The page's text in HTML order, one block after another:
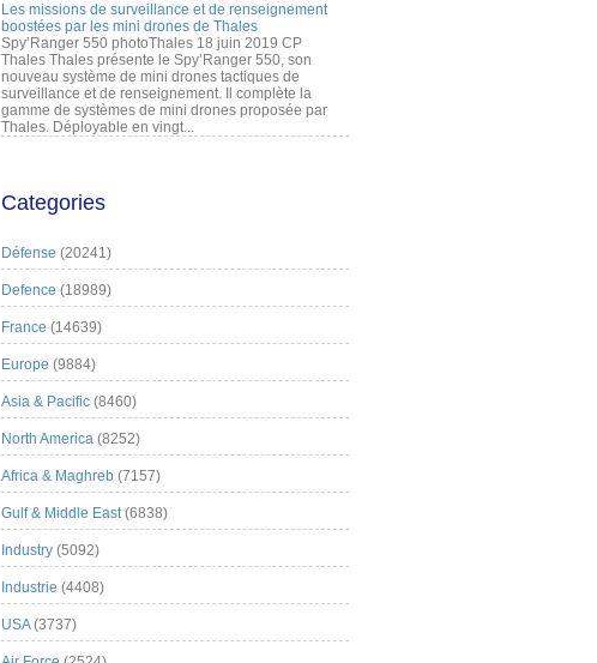
Les missions de surveillance et de renseignement
boostées par les mini drones de Thales
Spy’Ranger 550 photoThales 18 juin 2019 CP
Thales Thales présente le Spy’Ranger 550, son
nouveau système de mini drones tactiques de
surveillance et de renseignement. Il complète la
gamme de systèmes de mini drones proposée par
Thales. Déployable en vingt...
Categories
Défense (20241)
Defence (18989)
France (14639)
Europe (9884)
Asia & Pacific (8460)
North America (8252)
Africa & Maghreb (7157)
Gulf & Middle East(6838)
Industry (5092)
Industrie (4408)
USA(3737)